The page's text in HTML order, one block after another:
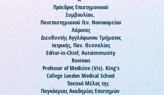
Πρόεδρος Επιστημονικού
Συμβουλίου,
Πανεπιστημιακού Γεν. Νοσοκομείου
Λάρισας
Διευθυντής Αγγλόφωνου Τμήματος
Ιατρικής, Παν. Θεσσαλίας
Editor-in-Chief, Autoimmunity
Reviews
Professor of Medicine (Vis). King's
College London Medical School
Τακτικό Μέλος της
Παγκόσμιας Ακαδημίας Επιστημών